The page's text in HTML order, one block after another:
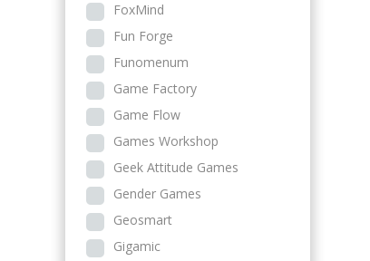
FoxMind
Fun Forge
Funomenum
Game Factory
Game Flow
Games Workshop
Geek Attitude Games
Gender Games
Geosmart
Gigamic